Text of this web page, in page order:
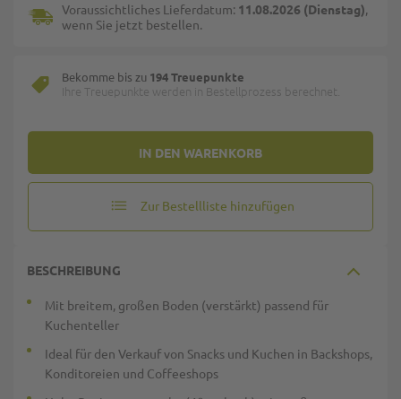
IN DEN WARENKORB
Voraussichtliches Lieferdatum: 11.08.2026 (Dienstag),
wenn Sie jetzt bestellen.
Bekomme bis zu 194 Treuepunkte
Ihre Treuepunkte werden in Bestellprozess berechnet.
Zur Bestellliste hinzufügen
BESCHREIBUNG
Mit breitem, großen Boden (verstärkt) passend für
Kuchenteller
Ideal für den Verkauf von Snacks und Kuchen in Backshops,
Konditoreien und Coffeeshops